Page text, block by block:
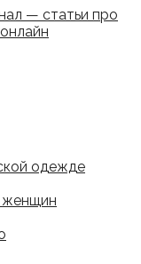
— статьи про
одежде
женщин